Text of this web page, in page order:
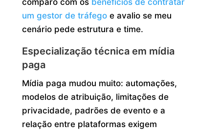
um gestor de tráfegoe avalio se meu
cenário pede estrutura e time.
Especialização técnica em mídia
paga
Mídia paga mudou muito: automações,
modelos de atribuição, limitações de
privacidade, padrões de evento e a
relação entre plataformas exigem